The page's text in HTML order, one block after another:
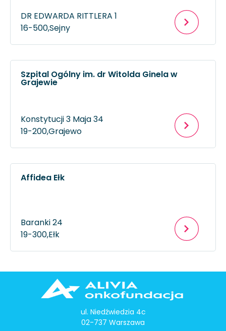
DR EDWARDA RITTLERA 1
16-500,Sejny
Szpital Ogólny im. dr Witolda Ginela w
Grajewie
Konstytucji 3 Maja 34
19-200,Grajewo
Affidea Ełk
Baranki 24
19-300,Ełk
ul. Niedźwiedzia 4c
02-737 Warszawa